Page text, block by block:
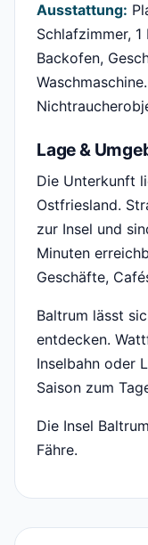
Ausstattung:
Schlafzimmer, 1
Backofen,
Lage &
Die Unterkunft
Ostfriesland.
zur Insel und
Minuten
Geschäfte,
Baltrum lässt
entdecken.
Inselbahn oder
Saison zum
Die Insel
Fähre.